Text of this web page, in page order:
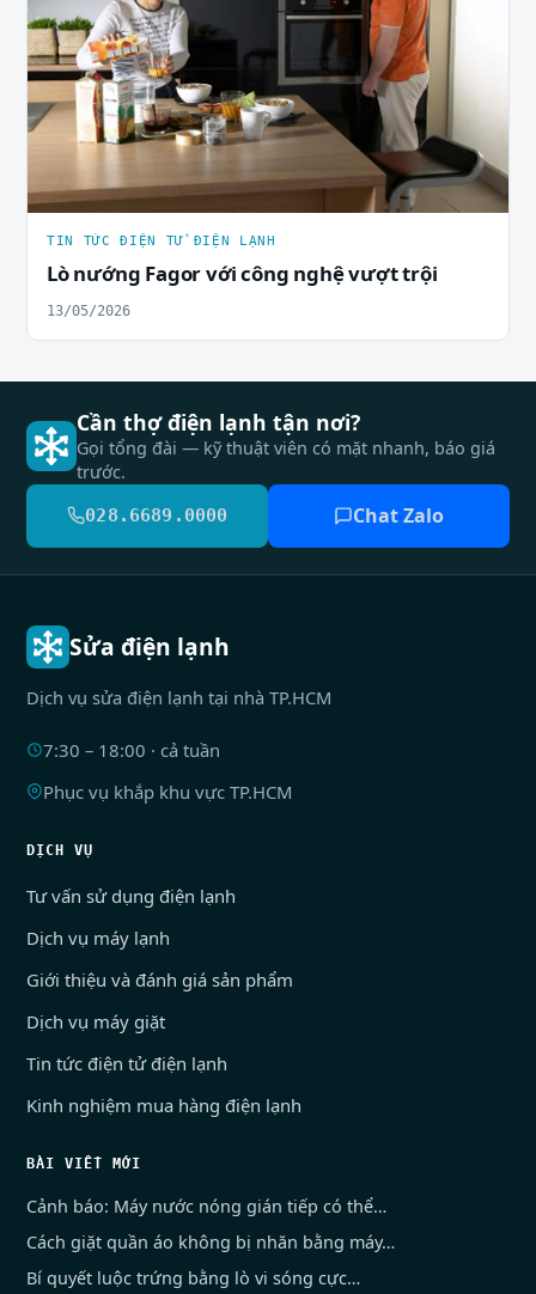
TIN TỨC ĐIỆN TỬ ĐIỆN LẠNH
Lò nướng Fagor với công nghệ vượt trội
13/05/2026
Cần thợ điện lạnh tận nơi?
Gọi tổng đài — kỹ thuật viên có mặt nhanh, báo giá
trước.
028.6689.0000 Chat Zalo
Sửa điện lạnh
Dịch vụ sửa điện lạnh tại nhà TP.HCM
7:30 – 18:00 · cả tuần
Phục vụ khắp khu vực TP.HCM
DỊCH VỤ
Tư vấn sử dụng điện lạnh
Dịch vụ máy lạnh
Giới thiệu và đánh giá sản phẩm
Dịch vụ máy giặt
Tin tức điện tử điện lạnh
Kinh nghiệm mua hàng điện lạnh
BÀI VIẾT MỚI
Cảnh báo: Máy nước nóng gián tiếp có thể…
Cách giặt quần áo không bị nhăn bằng máy…
Bí quyết luộc trứng bằng lò vi sóng cực…